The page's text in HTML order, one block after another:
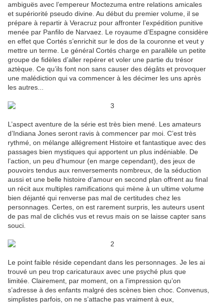
ambiguës avec l’empereur Moctezuma entre relations amicales
et supériorité pseudo divine. Au début du premier volume, il se
prépare à repartir à Veracruz pour affronter l’expédition punitive
menée par Panfilo de Narvaez. Le royaume d’Espagne considère
en effet que Cortés s’enrichit sur le dos de la couronne et veut y
mettre un terme. Le général Cortés charge en parallèle un petite
groupe de fidèles d’aller repérer et voler une partie du trésor
aztèque. Ce qu’ils font non sans causer des dégâts et provoquer
une malédiction qui va commencer à les décimer les uns après
les autres...
L’aspect aventure de la série est très bien mené. Les amateurs
d’Indiana Jones seront ravis à commencer par moi. C’est très
rythmé, on mélange allégrement Histoire et fantastique avec des
passages bien mystiques qui apportent un plus indéniable. De
l’action, un peu d’humour (en marge cependant), des jeux de
pouvoirs tendus aux renversements nombreux, de la séduction
aussi et une belle histoire d’amour en second plan offrent au final
un récit aux multiples ramifications qui mène à un ultime volume
bien déjanté qui renverse pas mal de certitudes chez les
personnages. Certes, on est rarement surpris, les auteurs usent
de pas mal de clichés vus et revus mais on se laisse capter sans
souci.
Le point faible réside cependant dans les personnages. Je les ai
trouvé un peu trop caricaturaux avec une psyché plus que
limitée. Clairement, par moment, on a l’impression qu’on
s’adresse à des enfants malgré des scènes bien choc. Convenus,
simplistes parfois, on ne s’attache pas vraiment à eux,